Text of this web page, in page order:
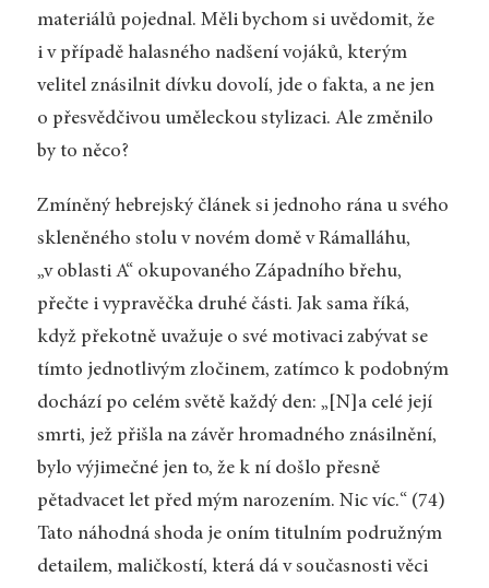
materiálů pojednal. Měli bychom si uvědomit, že
i v případě halasného nadšení vojáků, kterým
velitel znásilnit dívku dovolí, jde o fakta, a ne jen
o přesvědčivou uměleckou stylizaci. Ale změnilo
by to něco?
Zmíněný hebrejský článek si jednoho rána u svého
skleněného stolu v novém domě v Rámalláhu,
„v oblasti A“ okupovaného Západního břehu,
přečte i vypravěčka druhé části. Jak sama říká,
když překotně uvažuje o své motivaci zabývat se
tímto jednotlivým zločinem, zatímco k podobným
dochází po celém světě každý den: „[N]a celé její
smrti, jež přišla na závěr hromadného znásilnění,
bylo výjimečné jen to, že k ní došlo přesně
pětadvacet let před mým narozením. Nic víc.“ (74)
Tato náhodná shoda je oním titulním podružným
detailem, maličkostí, která dá v současnosti věci